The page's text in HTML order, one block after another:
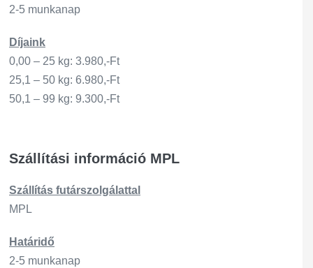
2-5 munkanap
Díjaink
0,00 – 25 kg: 3.980,-Ft
25,1 – 50 kg: 6.980,-Ft
50,1 – 99 kg: 9.300,-Ft
Szállítási információ MPL
Szállítás futárszo lgálattal
MPL
Határidő
2-5 munkanap